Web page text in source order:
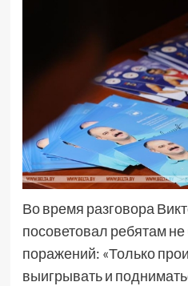
Во время разговора
посоветовал ребятам не
поражений: «Только
выигрывать и